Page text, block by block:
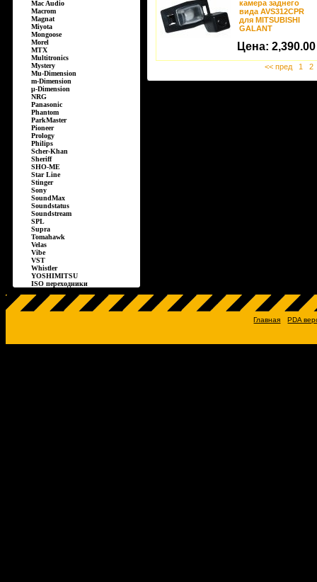
Mac Audio
Macrom
Magnat
Miyota
Mongoose
Morel
MTX
Multitronics
Mystery
Mu-Dimension
m-Dimension
µ-Dimension
NRG
Panasonic
Phantom
ParkMaster
Pioneer
Prology
Philips
Scher-Khan
Sheriff
SHO-ME
Star Line
Stinger
Sony
SoundMax
Soundstatus
Soundstream
SPL
Supra
Tomahawk
Velas
Vibe
VST
Whistler
YOSHIMITSU
ISO переходники
камера заднего
вида AVS312CPR
для MITSUBISHI
GALANT
Цена:
<< пред 1 2
Главная PDA